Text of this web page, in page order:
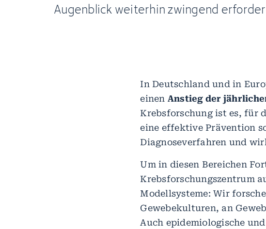
Augenblick weiterhin zwingend
In Deutschland und in
einen Anstieg der
Krebsforschung ist es, für
eine effektive Prävention
Diagnoseverfahren und
Um in diesen Bereichen
Krebsforschungszentrum
Modellsysteme: Wir
Gewebekulturen, an
Auch epidemiologische